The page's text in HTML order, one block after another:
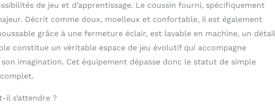
de jeu et d’apprentissage. Le coussin fourni, spécifiquement
Décrit comme doux, moelleux et confortable, il est également
grâce à une fermeture éclair, est lavable en machine, un détail
constitue un véritable espace de jeu évolutif qui accompagne
imagination. Cet équipement dépasse donc le statut de simple
s’attendre ?